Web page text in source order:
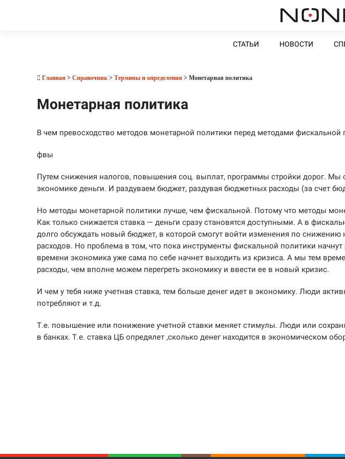
СТАТЬИ НОВОСТИ
Главная > Справочник > Термины и определения > Монетарная политика
Монетарная политика
В чем превосходство методов монетарной политики перед методами фискальной
фвы
Путем снижения налогов, повышения соц. выплат, программы стройки дорог. Мы
экономике деньги. И раздуваем бюджет, раздувая бюджетных расходы (за счет
Но методы монетарной политики лучше, чем фискальной. Потому что методы
Как только снижается ставка — деньги сразу становятся доступными. А в
долго обсуждать новый бюджет, в которой смогут войти изменения по
расходов. Но проблема в том, что пока инструменты фискальной политики
времени экономика уже сама по себе начнет выходить из кризиса. А мы тем
расходы, чем вполне можем перегреть экономику и ввести ее в новый кризис.
И чем у тебя ниже учетная ставка, тем больше денег идет в экономику. Люди
потребляют и т.д.
Т.е. повышение или понижение учетной ставки меняет стимулы. Люди или
в банках. Т.е. ставка ЦБ опредялет ,сколько денег находится в экономическом